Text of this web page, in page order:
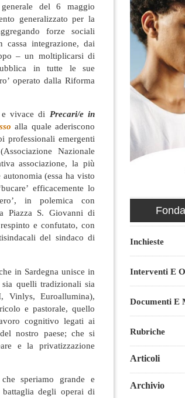
del 6 maggio
generalizzato per la
forze sociali
integrazione, dai
– un moltiplicarsi di
in tutte le sue
operato dalla Riforma
e vivace di Precari/e in
alla quale aderiscono
professionali emergenti
Nazionale
associazione, la più
(essa ha visto
efficacemente lo
in polemica con
Piazza S. Giovanni di
e confutato, con
del sindaco di
in Sardegna unisce in
quelli tradizionali sia
Vinlys, Euroallumina),
e pastorale, quello
cognitivo legati ai
nostro paese; che si
e la privatizzazione
speriamo grande e
degli operai di
Inchieste
Interventi E
Documenti E
Rubriche
Articoli
Archivio